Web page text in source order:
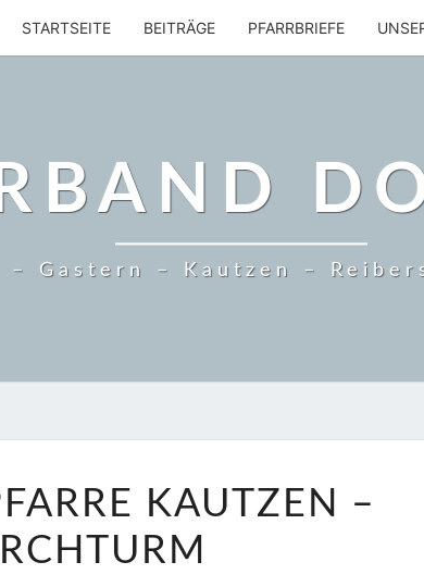
STARTSEITE BEITRÄGE PFARRBRIEFE
– Gastern – Kautzen –
DER
PFARRE
KAUTZEN –